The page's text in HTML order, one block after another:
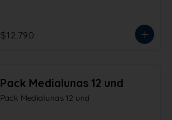
$12.790
Pack Medialunas 12 und
Pack Medialunas 12 und